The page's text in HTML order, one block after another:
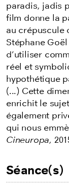
paradis, jadis
film donne la
au crépuscule
Stéphane
d’utiliser
réel et
hypothétique
(...) Cette
enrichit le
également
qui nous
Cineuropa,
Séance(s)